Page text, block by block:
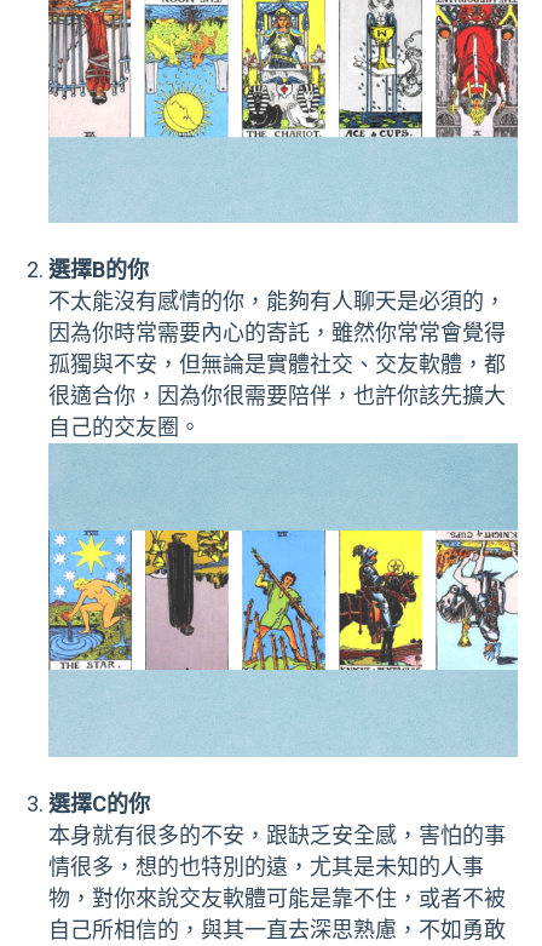
選擇B的你
不太能沒有感情的你，能夠有人聊天是必須的，
因為你時常需要內心的寄託，雖然你常常會覺得
孤獨與不安，但無論是實體社交、交友軟體，都
很適合你，因為你很需要陪伴，也許你該先擴大
自己的交友圈。
選擇C的你
本身就有很多的不安，跟缺乏安全感，害怕的事
情很多，想的也特別的遠，尤其是未知的人事
物，對你來說交友軟體可能是靠不住，或者不被
自己所相信的，與其一直去深思熟慮，不如勇敢